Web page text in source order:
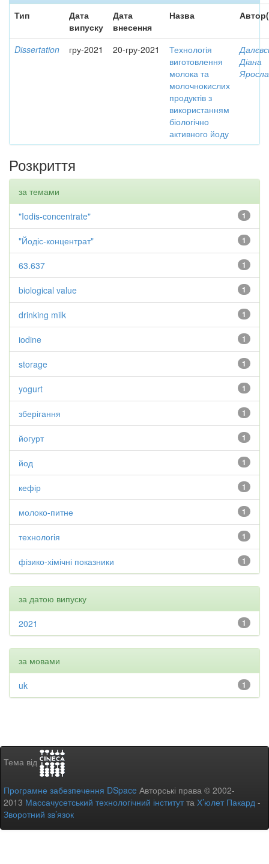
Тип
Дата
випуску
Дата
внесення
Назва
Dissertation гру-2021 20-гру-2021
Технологія
виготовлення
молока та
молочнокислих
продуктів з
використанням
біологічно
активного йоду
Діана
Розкриття
за темами
1
"Iodis-concentrate"
1
"Йодіс-концентрат"
1
63.637
1
biological value
1
drinking milk
1
iodine
1
storage
1
yogurt
1
зберігання
1
йогурт
1
йод
1
кефір
1
молоко-питне
1
технологія
1
фізико-хімічні показники
за датою випуску
1
2021
за мовами
1
uk
Тема від
Програмне забезпечення DSpace Авторські права © 2002-
2013 Массачусетський технологічний інститутта Х’юлет Пакард -
Зворотний зв’язок